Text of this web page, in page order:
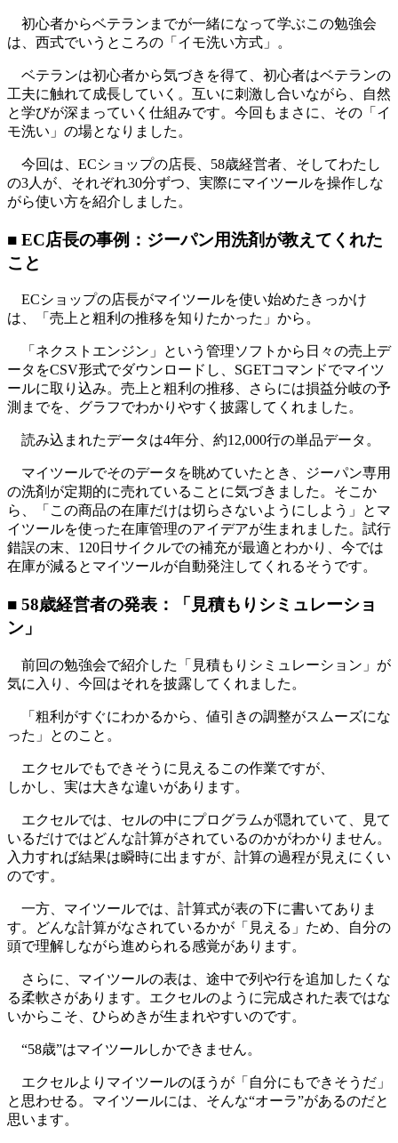
初心者からベテランまでが一緒になって学ぶこの勉強会
は、西式でいうところの「イモ洗い方式」。
ベテランは初心者から気づきを得て、初心者はベテランの
工夫に触れて成長していく。互いに刺激し合いながら、自然
と学びが深まっていく仕組みです。今回もまさに、その「イ
モ洗い」の場となりました。
今回は、ECショップの店長、58歳経営者、そしてわたし
の3人が、それぞれ30分ずつ、実際にマイツールを操作しな
がら使い方を紹介しました。
■ EC店長の事例：ジーパン用洗剤が教えてくれた
こと
ECショップの店長がマイツールを使い始めたきっかけ
は、「売上と粗利の推移を知りたかった」から。
「ネクストエンジン」という管理ソフトから日々の売上デ
ータをCSV形式でダウンロードし、SGETコマンドでマイツ
ールに取り込み。売上と粗利の推移、さらには損益分岐の予
測までを、グラフでわかりやすく披露してくれました。
読み込まれたデータは4年分、約12,000行の単品データ。
マイツールでそのデータを眺めていたとき、ジーパン専用
の洗剤が定期的に売れていることに気づきました。そこか
ら、「この商品の在庫だけは切らさないようにしよう」とマ
イツールを使った在庫管理のアイデアが生まれました。試行
錯誤の末、120日サイクルでの補充が最適とわかり、今では
在庫が減るとマイツールが自動発注してくれるそうです。
■ 58歳経営者の発表：「見積もりシミュレーショ
ン」
前回の勉強会で紹介した「見積もりシミュレーション」が
気に入り、今回はそれを披露してくれました。
「粗利がすぐにわかるから、値引きの調整がスムーズにな
った」とのこと。
エクセルでもできそうに見えるこの作業ですが、
しかし、実は大きな違いがあります。
エクセルでは、セルの中にプログラムが隠れていて、見て
いるだけではどんな計算がされているのかがわかりません。
入力すれば結果は瞬時に出ますが、計算の過程が見えにくい
のです。
一方、マイツールでは、計算式が表の下に書いてありま
す。どんな計算がなされているかが「見える」ため、自分の
頭で理解しながら進められる感覚があります。
さらに、マイツールの表は、途中で列や行を追加したくな
る柔軟さがあります。エクセルのように完成された表ではな
いからこそ、ひらめきが生まれやすいのです。
“58歳”はマイツールしかできません。
エクセルよりマイツールのほうが「自分にもできそうだ」
と思わせる。マイツールには、そんな“オーラ”があるのだと
思います。